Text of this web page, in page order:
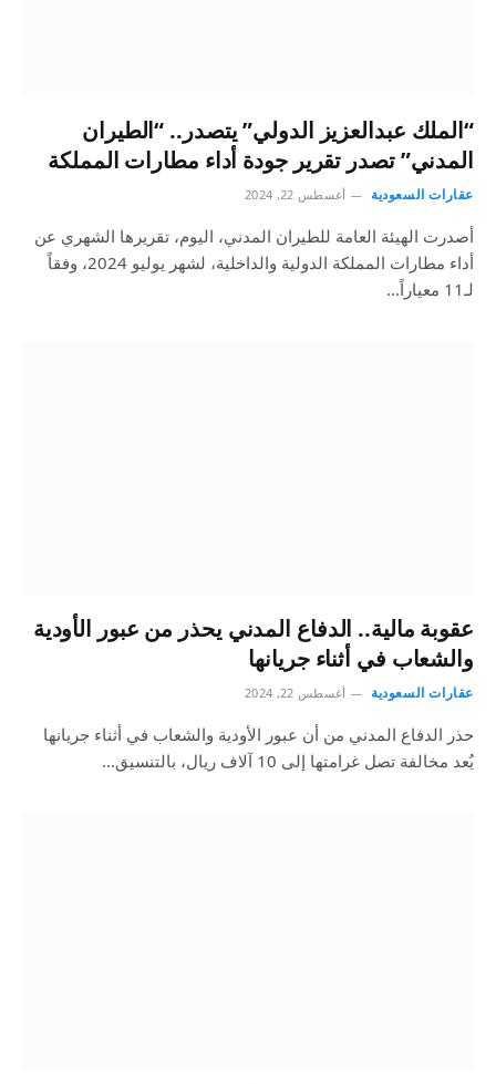
“الملك عبدالعزيز الدولي” يتصدر.. “الطيران
المدني” تصدر تقرير جودة أداء مطارات المملكة
عقارات السعودية أغسطس 22, 2024
أصدرت الهيئة العامة للطيران المدني، اليوم، تقريرها الشهري عن
أداء مطارات المملكة الدولية والداخلية، لشهر يوليو 2024، وفقاً
لـ11 معياراً…
عقوبة مالية.. الدفاع المدني يحذر من عبور الأودية
والشعاب في أثناء جريانها
عقارات السعودية أغسطس 22, 2024
حذر الدفاع المدني من أن عبور الأودية والشعاب في أثناء جريانها
يُعد مخالفة تصل غرامتها إلى 10 آلاف ريال، بالتنسيق…